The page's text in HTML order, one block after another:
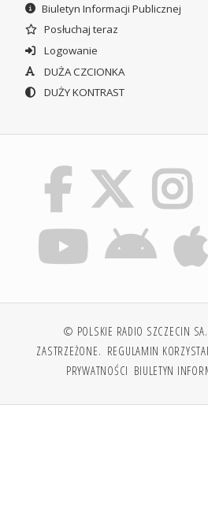
Biuletyn Informacji Publicznej
Posłuchaj teraz
Logowanie
DUŻA CZCIONKA
DUŻY KONTRAST
© POLSKIE RADIO SZCZECIN
ZASTRZEŻONE. REGULAMIN
PRYWATNOŚCI BIULETYN